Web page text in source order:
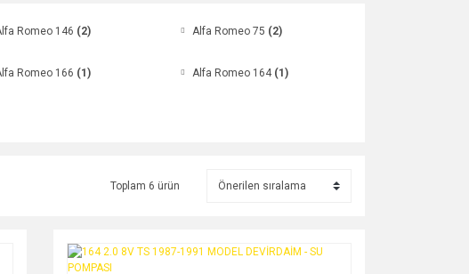
Romeo 146 (2) Alfa Romeo 75 (2)
Romeo 166 (1) Alfa Romeo 164 (1)
Toplam 6 ürün